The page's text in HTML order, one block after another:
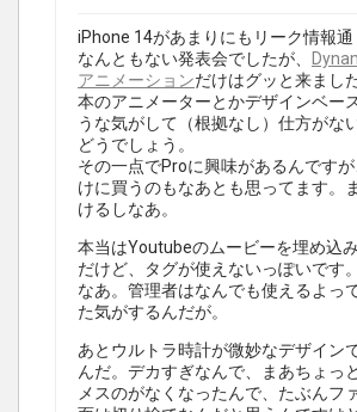
iPhone 14があまりにもリーク情報通
なんともない発表会でしたが、
アニメーションだけはグッと来まし
本のアニメーターとかデザインベー
うな気がして（根拠なし）仕方がな
どうでしょう。
その一点でProに興味があるんです
けに買うのもなあとも思ってます。
けるしなあ。
本当はYoutubeのムービーを埋め込
だけど、タグが使えないっぽいです
なあ。管理者はなんでも使えるよっ
た気がするんだが。
あとウルトラ時計が微妙なデザイン
んだ。デカすぎなんで、まあちょっ
メスのがなくなったんで、たぶんフ